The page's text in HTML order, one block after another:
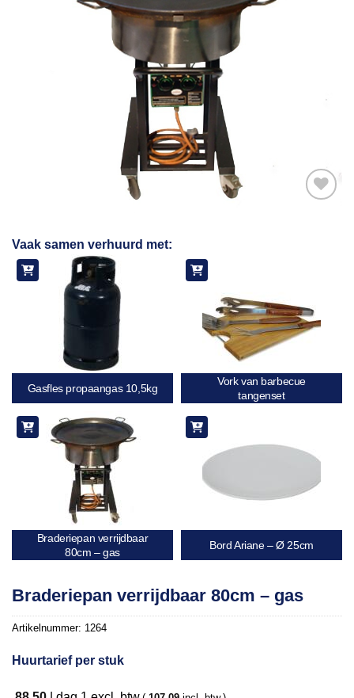
Vaak samen verhuurd met:
Gasfles propaangas 10,5kg
Vork van barbecue
tangenset
Braderiepan verrijdbaar
80cm – gas
Bord Ariane – Ø 25cm
Braderiepan verrijdbaar 80cm – gas
Artikelnummer: 1264
Huurtarief per stuk